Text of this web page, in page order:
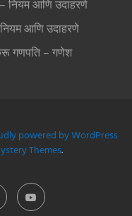
नियम आणि उदाहरणे
आणि उदाहरणे
गणपति – गणेश
powered by WordPress
Themes.